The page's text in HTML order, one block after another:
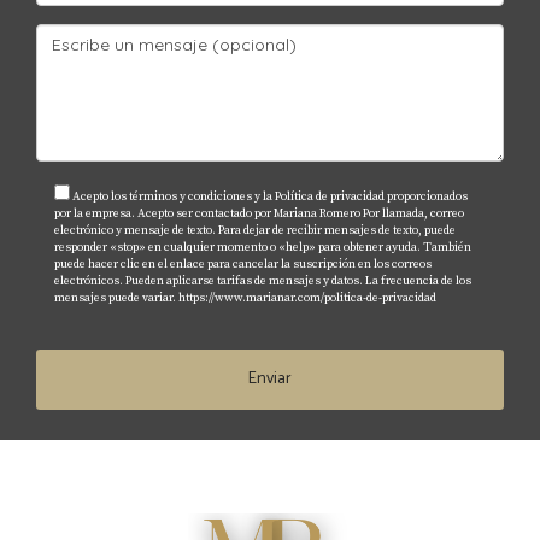
embargo, es recomendable consultar con un
abogado especializado si planeas vivir o trabajar en
extranjero?
Sí, muchas instituciones financieras ofrecen
opciones de financiamiento para extranjeros
interesados en comprar propiedades en Florida.
rentables?
Las propiedades vacacionales y multifamiliares
¿Cómo puedo proteger mis activos
Acepto los términos y condiciones y la Política de privacidad proporcionados
por la empresa. Acepto ser contactado por Mariana Romero Por llamada, correo
electrónico y mensaje de texto. Para dejar de recibir mensajes de texto, puede
responder «stop» en cualquier momento o «help» para obtener ayuda. También
puede hacer clic en el enlace para cancelar la suscripción en los correos
electrónicos. Pueden aplicarse tarifas de mensajes y datos. La frecuencia de los
mensajes puede variar. https://www.marianar.com/politica-de-privacidad
Enviar